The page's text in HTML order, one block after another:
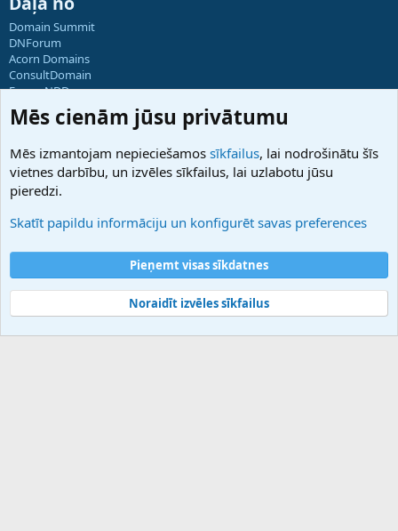
Domain Summit
DNForum
Acorn Domains
ConsultDomain
ForumNDD
Domainforum.ro
27.be
Hostmaria
Atbalsts
Palīdzība
Noteikumi un nosacījumi
Privātuma politika
Community platform by XenForo® © 2010-2025 XenForo Ltd.
Mēs cienām jūsu privātumu
Mēs izmantojam nepieciešamos sīkfailus, lai nodrošinātu šīs
vietnes darbību, un izvēles sīkfailus, lai uzlabotu jūsu
pieredzi.
Skatīt papildu informāciju un konfigurēt savas preferences
Pieņemt visas sīkdatnes
Noraidīt izvēles sīkfailus